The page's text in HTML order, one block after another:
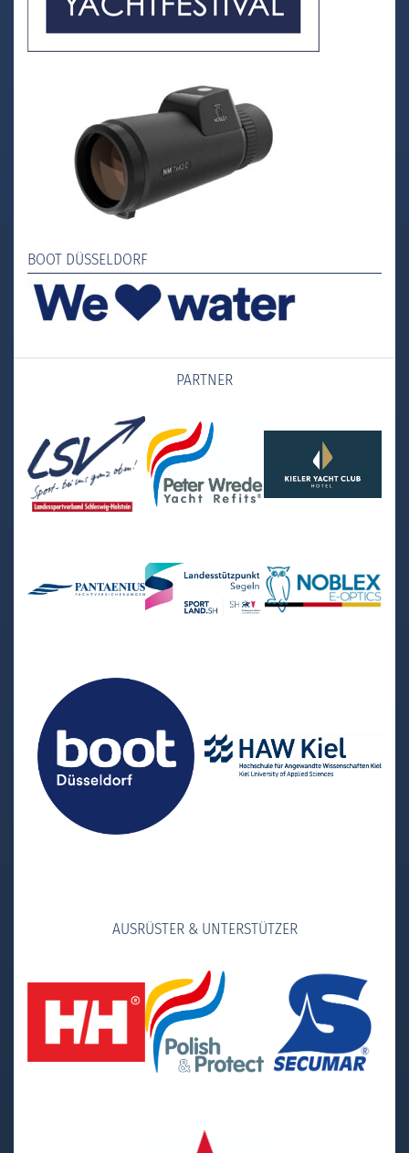
BOOT DÜSSELDORF
PARTNER
AUSRÜSTER & UNTERSTÜTZER